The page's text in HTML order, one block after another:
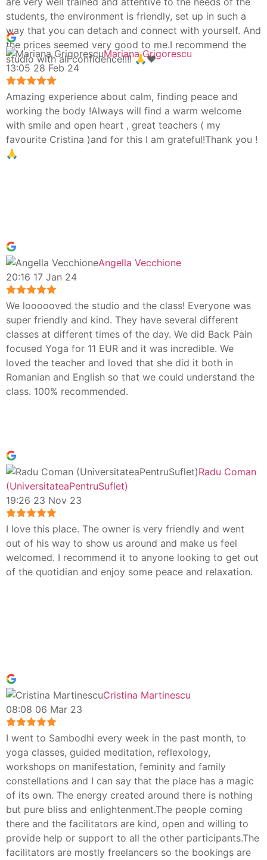
students, the environment is friendly, set up in such a
way that you can detach and connect with yourself. And
the prices seemed very good to me.I recommend the
studio with all confidence!!!! 🙏❤️
Mariana Grigorescu
13:05 28 Feb 24
Amazing experience about calm, finding peace and
working the body !Always will find a warm welcome
with smile and open heart , great teachers ( my
favourite Cristina )and for this I am grateful!Thank you !
🙏
Angella Vecchione
20:16 17 Jan 24
We loooooved the studio and the class! Everyone was
super friendly and kind. They have several different
classes at different times of the day. We did Back Pain
focused Yoga for 11 EUR and it was incredible. We
loved the teacher and loved that she did it both in
Romanian and English so that we could understand the
class. 100% recommended.
Radu Coman
(UniversitateaPentruSuflet)
19:26 23 Nov 23
I love this place. The owner is very friendly and went
out of his way to show us around and make us feel
welcomed. I recommend it to anyone looking to get out
of the quotidian and enjoy some peace and relaxation.
Cristina Martinescu
08:08 06 Mar 23
I went to Sambodhi every week in the past month, to
yoga classes, guided meditation, reflexology,
workshops on manifestation, feminity and family
constellations and I can say that the place has a magic
of its own. The energy created around there is nothing
but pure bliss and enlightenment.The people coming
there and the facilitators are kind, open and willing to
provide help or support to all the other participants.The
facilitators are mostly freelancers so the bookings are